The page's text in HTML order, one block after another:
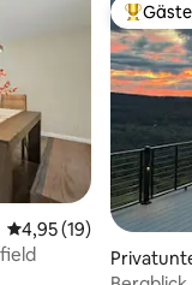
Durchschnittliche
4,95 (19)